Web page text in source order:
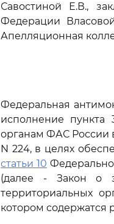
Савостиной Е.В.,
Федерации
Апелляционная
Федеральная
исполнение
органам ФАС России
N 224, в целях
статьи 10
(далее - Закон о
территориальных
котором содержатся